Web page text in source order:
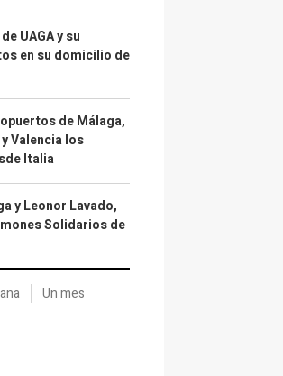
UAGA y su
en su domicilio de
de Málaga,
Valencia los
Italia
y Leonor Lavado,
Solidarios de
Un mes